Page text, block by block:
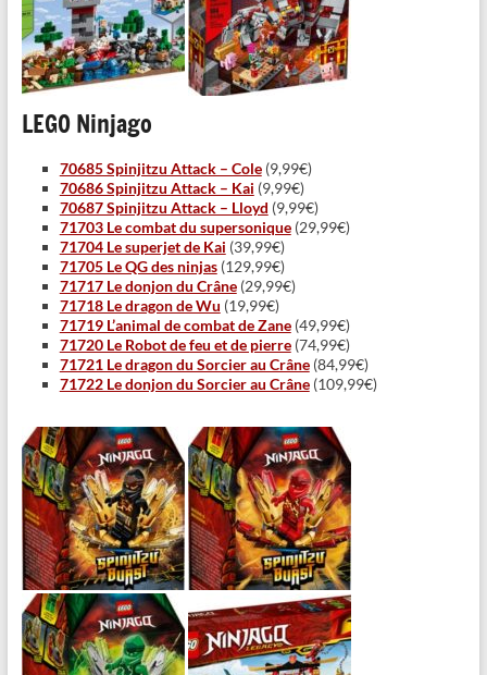
LEGO Ninjago
70685 Spinjitzu Attack – Cole(9,99€)
70686 Spinjitzu Attack – Kai (9,99€)
70687 Spinjitzu Attack – Lloyd (9,99€)
71703 Le combat du supersonique(29,99€)
71704 Le superjet de Kai (39,99€)
71705 Le QG des ninjas(129,99€)
71717 Le donjon du Crâne(29,99€)
71718 Le dragon de Wu (19,99€)
71719 L’animal de combat de Zane(49,99€)
71720 Le Robot de feu et de pierre(74,99€)
71721 Le dragon du Sorcier au Crâne(84,99€)
71722 Le donjon du Sorcier au Crâne(109,99€)